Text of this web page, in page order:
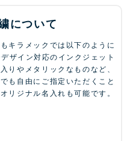
について
キラメックでは以下のように
ザイン対応のインクジェット
りやメタリックなものなど、
も自由にご指定いただくこと
リジナル名入れも可能です。